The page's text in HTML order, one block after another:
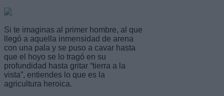
Si te imaginas al primer hombre, al que
llegó a aquella inmensidad de arena
con una pala y se puso a cavar hasta
que el hoyo se lo tragó en su
profundidad hasta gritar “tierra a la
vista”, entiendes lo que es la
agricultura heroica.